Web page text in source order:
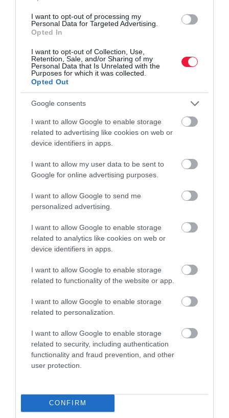
I want to opt-out of processing my
Personal Data for Targeted Advertising.
Opted In
I want to opt-out of Collection, Use,
Retention, Sale, and/or Sharing of my
Personal Data that Is Unrelated with the
Purposes for which it was collected.
Opted Out
Google consents
I want to allow Google to enable storage
related to advertising like cookies on web or
device identifiers in apps.
I want to allow my user data to be sent to
Google for online advertising purposes.
I want to allow Google to send me
personalized advertising.
I want to allow Google to enable storage
related to analytics like cookies on web or
device identifiers in apps.
I want to allow Google to enable storage
related to functionality of the website or app.
I want to allow Google to enable storage
related to personalization.
I want to allow Google to enable storage
related to security, including authentication
functionality and fraud prevention, and other
user protection.
CONFIRM
Milliárdokat csaltak el 10 ezer liter e-cigis löttyel
A Baranya Vármegyei Főügyészség minősített csalás bűntette
miatt emelt vádat négy férfival szemben, akik elektromos
cigarettában használható töltőfolyadékok értékesítése után nem